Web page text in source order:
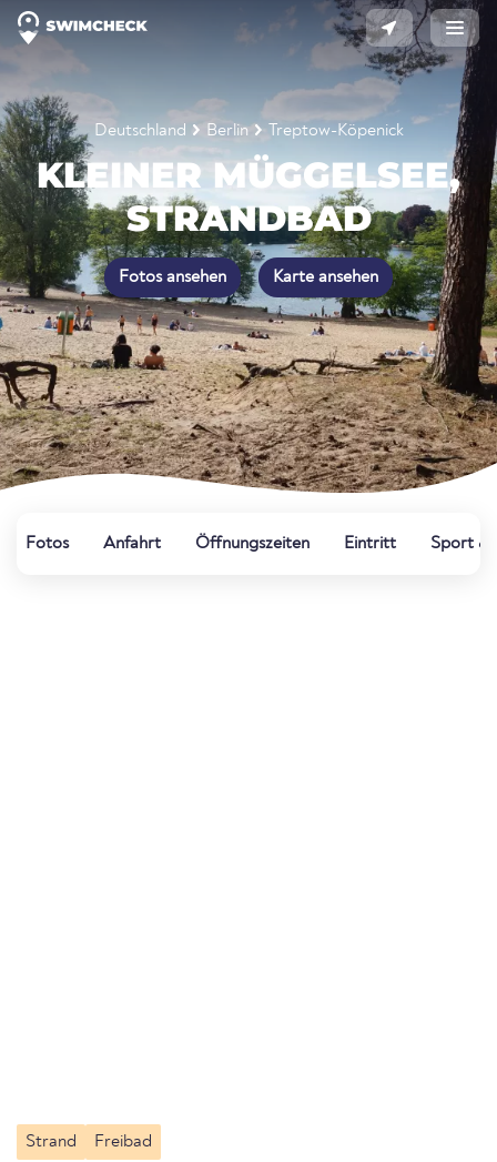
Deutschland Berlin Treptow-Köpenick
KLEINER MÜGGELSEE,
STRANDBAD
Fotos ansehen Karte ansehen
Fotos Anfahrt Öffnungszeiten Eintritt Sport &
Strand Freibad